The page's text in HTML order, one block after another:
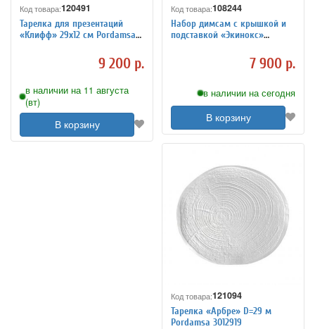
Код товара:120491
Тарелка для презентаций
«Клифф» 29х12 см Pordamsa
9 200 р.
в наличии на 11 августа
(вт)
В корзину
Код товара:108244
Набор димсам с крышкой и
подставкой «Экинокс»
7 900 р.
в наличии на сегодня
В корзину
Код товара:121094
Тарелка «Арбре» D=29 м
Pordamsa 3012919